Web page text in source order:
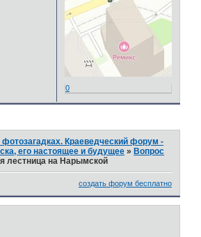
0
Краеведческий форум -
его настоящее и будущее » Вопрос
лестница на Нарымской
создать форум бесплатно